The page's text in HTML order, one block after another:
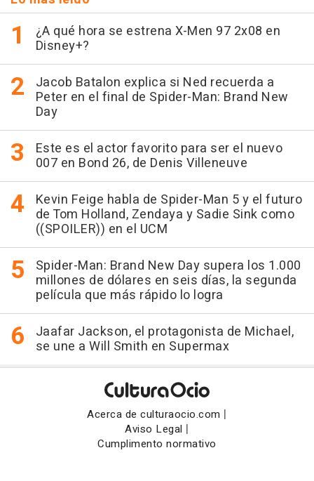
¿A qué hora se estrena X-Men 97 2x08 en
Disney+?
Jacob Batalon explica si Ned recuerda a
Peter en el final de Spider-Man: Brand New
Day
Este es el actor favorito para ser el nuevo
007 en Bond 26, de Denis Villeneuve
Kevin Feige habla de Spider-Man 5 y el futuro
de Tom Holland, Zendaya y Sadie Sink como
((SPOILER)) en el UCM
Spider-Man: Brand New Day supera los 1.000
millones de dólares en seis días, la segunda
película que más rápido lo logra
Jaafar Jackson, el protagonista de Michael,
se une a Will Smith en Supermax
Acerca de culturaocio.com |
Aviso Legal |
Cumplimento normativo